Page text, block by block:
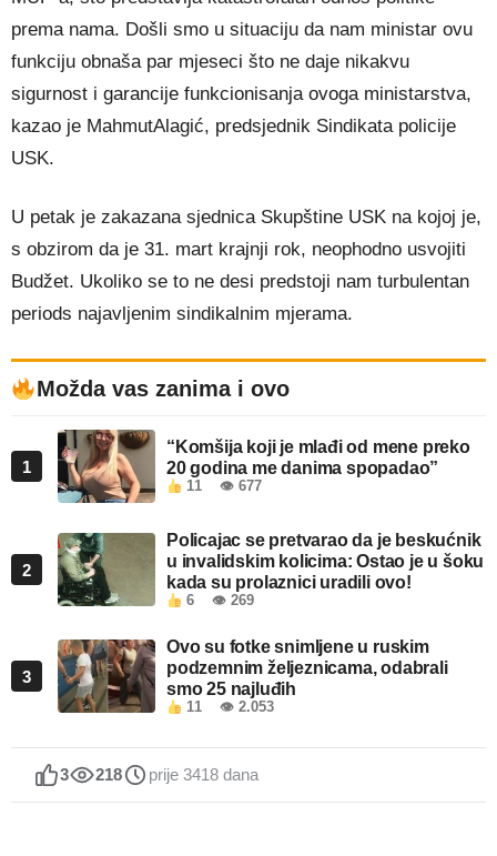
prema nama. Došli smo u situaciju da nam ministar ovu
funkciju obnaša par mjeseci što ne daje nikakvu
sigurnost i garancije funkcionisanja ovoga ministarstva,
kazao je MahmutAlagić, predsjednik Sindikata policije
USK.
U petak je zakazana sjednica Skupštine USK na kojoj je,
s obzirom da je 31. mart krajnji rok, neophodno usvojiti
Budžet. Ukoliko se to ne desi predstoji nam turbulentan
periods najavljenim sindikalnim mjerama.
Možda vas zanima i ovo
1
“Komšija koji je mlađi od mene preko
20 godina me danima spopadao”
11 👁 677
2
Policajac se pretvarao da je beskućnik
u invalidskim kolicima: Ostao je u šoku
kada su prolaznici uradili ovo!
6 👁 269
3
Ovo su fotke snimljene u ruskim
podzemnim željeznicama, odabrali
smo 25 najluđih
11 👁 2.053
3 218 prije 3418 dana